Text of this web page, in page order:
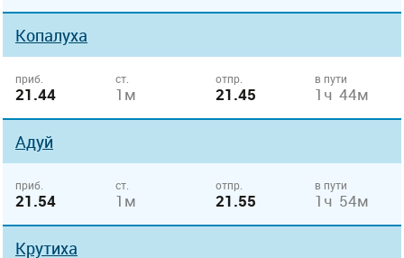
Копалуха
приб.
21.44
ст.
1м
отпр.
21.45
в пути
1ч 44м
Адуй
приб.
21.54
ст.
1м
отпр.
21.55
в пути
1ч 54м
Крутиха